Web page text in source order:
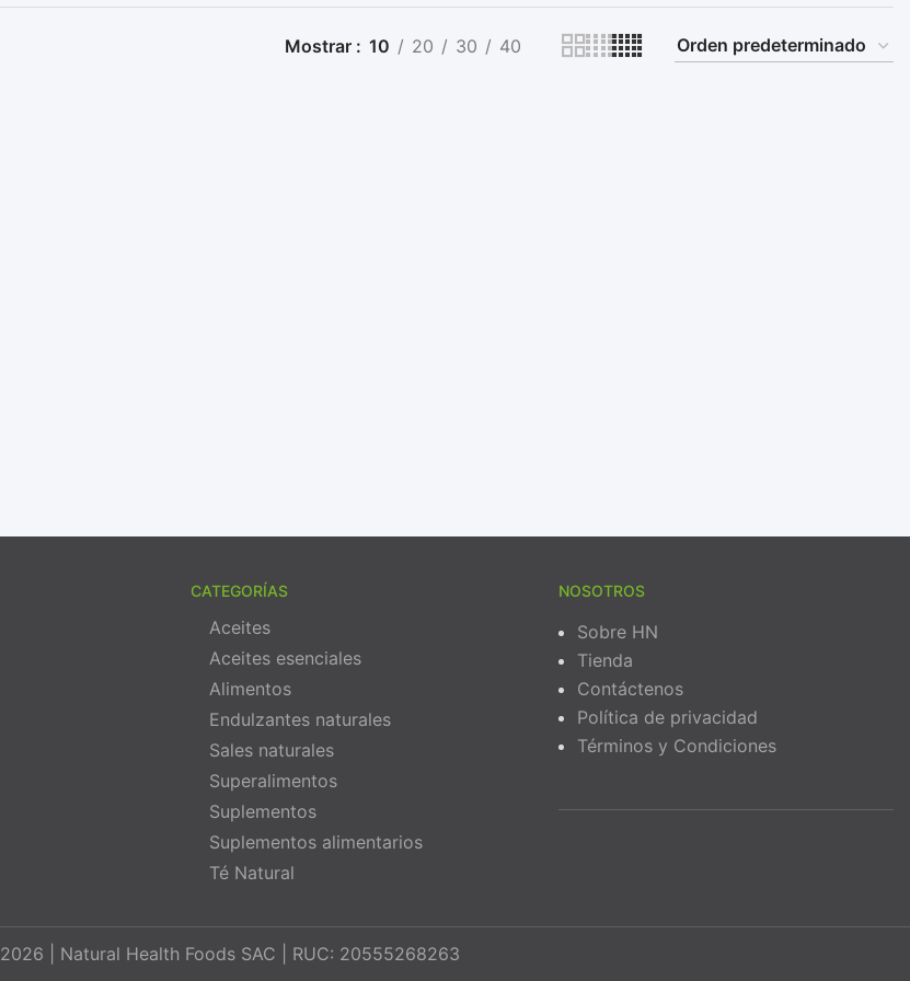
Mostrar 10 20 30 40
CATEGORÍAS
Aceites
Aceites esenciales
Alimentos
Endulzantes naturales
Sales naturales
Superalimentos
Suplementos
Suplementos alimentarios
Té Natural
NOSOTROS
Sobre HN
Tienda
Contáctenos
Política de privacidad
Términos y Condiciones
2026 | Natural Health Foods SAC | RUC: 20555268263